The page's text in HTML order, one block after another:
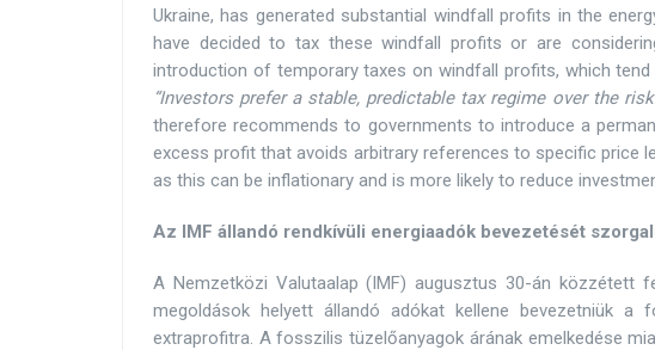
Ukraine, has generated substantial windfall profits in the
have decided to tax these windfall profits or are
introduction of temporary taxes on windfall profits, which
“Investors prefer a stable, predictable tax regime over the
therefore recommends to governments to introduce a
excess profit that avoids arbitrary references to specific price
as this can be inflationary and is more likely to reduce
Az IMF állandó rendkívüli energiaadók bevezetését
A Nemzetközi Valutaalap (IMF) augusztus 30-án közzétett
megoldások helyett állandó adókat kellene bevezetniük a
extraprofitra. A fosszilis tüzelőanyagok árának emelkedése